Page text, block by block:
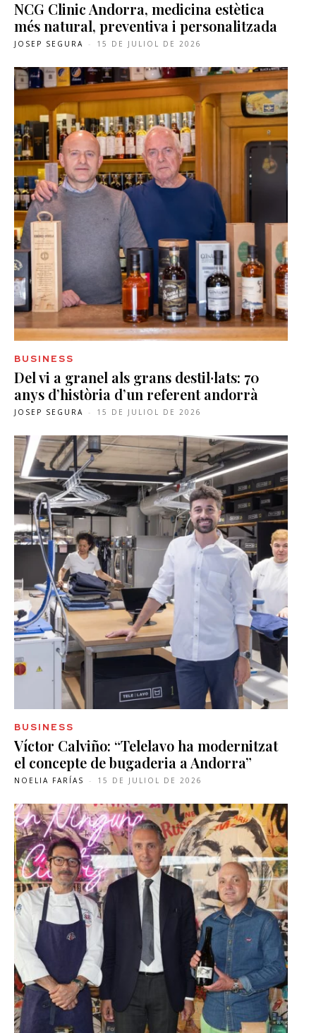
NCG Clinic Andorra, medicina estètica
més natural, preventiva i personalitzada
JOSEP SEGURA - 15 DE JULIOL DE 2026
BUSINESS
Del vi a granel als grans destil·lats: 70
anys d’història d’un referent andorrà
JOSEP SEGURA - 15 DE JULIOL DE 2026
BUSINESS
Víctor Calviño: “Telelavo ha modernitzat
el concepte de bugaderia a Andorra”
NOELIA FARÍAS - 15 DE JULIOL DE 2026